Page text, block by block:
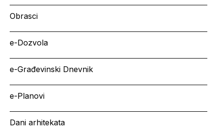
Obrasci
e-Dozvola
e-Građevinski Dnevnik
e-Planovi
Dani arhitekata